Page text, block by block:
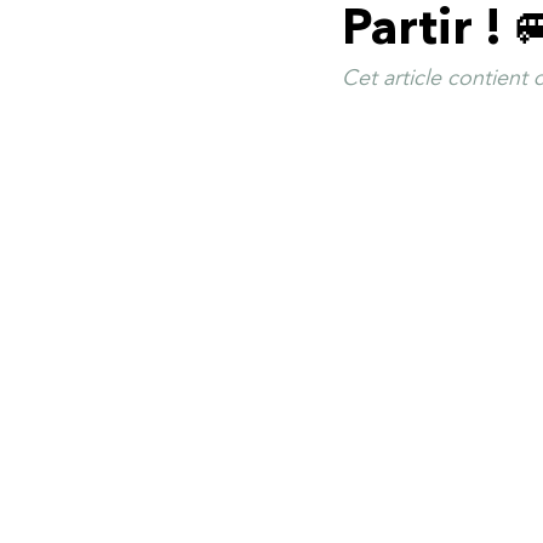
Partir !
Cet article contient